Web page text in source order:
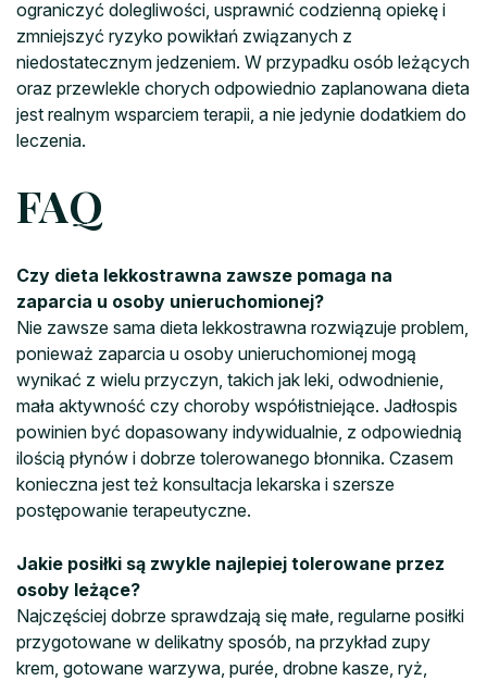
ograniczyć dolegliwości, usprawnić codzienną opiekę i
zmniejszyć ryzyko powikłań związanych z
niedostatecznym jedzeniem. W przypadku osób leżących
oraz przewlekle chorych odpowiednio zaplanowana dieta
jest realnym wsparciem terapii, a nie jedynie dodatkiem do
leczenia.
FAQ
Czy dieta lekkostrawna zawsze pomaga na
zaparcia u osoby unieruchomionej?
Nie zawsze sama dieta lekkostrawna rozwiązuje problem,
ponieważ zaparcia u osoby unieruchomionej mogą
wynikać z wielu przyczyn, takich jak leki, odwodnienie,
mała aktywność czy choroby współistniejące. Jadłospis
powinien być dopasowany indywidualnie, z odpowiednią
ilością płynów i dobrze tolerowanego błonnika. Czasem
konieczna jest też konsultacja lekarska i szersze
postępowanie terapeutyczne.
Jakie posiłki są zwykle najlepiej tolerowane przez
osoby leżące?
Najczęściej dobrze sprawdzają się małe, regularne posiłki
przygotowane w delikatny sposób, na przykład zupy
krem, gotowane warzywa, purée, drobne kasze, ryż,